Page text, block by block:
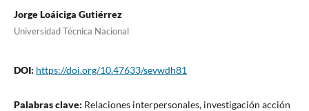
Jorge Loáiciga Gutiérrez
Universidad Técnica Nacional
DOI: https://doi.org/10.47633/sevwdh81
Palabras clave: Relaciones interpersonales, investigación acción